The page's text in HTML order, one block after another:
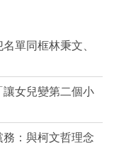
單同框林秉文、
女兒變第二個小
：與柯文哲理念